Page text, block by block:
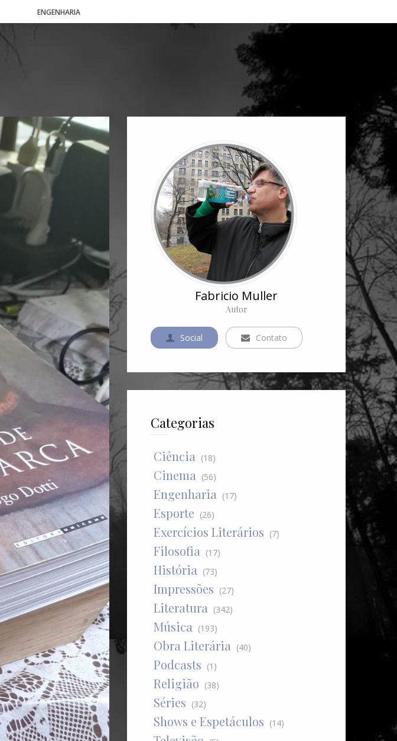
ENGENHARIA
Fabricio Muller
Autor
Social Contato
Categorias
Ciência (18)
Cinema (56)
Engenharia (17)
Esporte (26)
Exercícios Literários (7)
Filosofia (17)
História (73)
Impressões (27)
Literatura (342)
Música (193)
Obra Literária (40)
Podcasts (1)
Religião (38)
Séries (32)
Shows e Espetáculos (14)